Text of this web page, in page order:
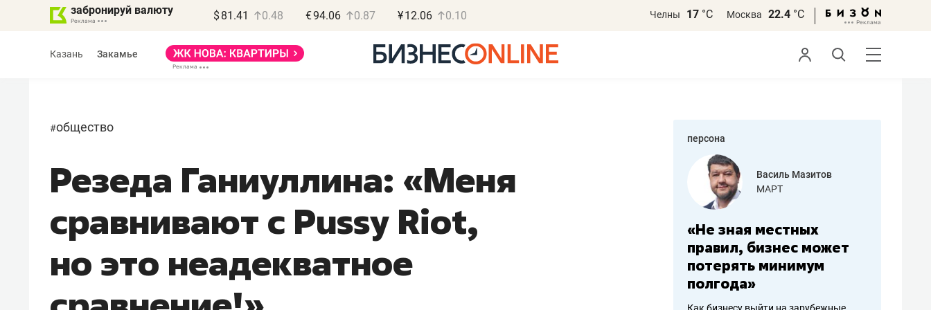
забронируй валюту $ 81.41 0.48 €94.06 0.87 ¥12.06 0.10 Челны 17 °С Москва 22.4 °С
Казань Закамье
#общество
Резеда Ганиуллина: «Меня
сравнивают с Pussy Riot,
но это неадекватное
персона
Василь Мазитов
МАРТ
«Не зная местных
потерять минимум
Роман Ободец
«Готовые решения»
«Мне лучше
не заработать вообще,
чем потерять
Василь Мазитов
МАРТ
«Не зная местных
правил, бизнес может
потерять минимум
полгода»